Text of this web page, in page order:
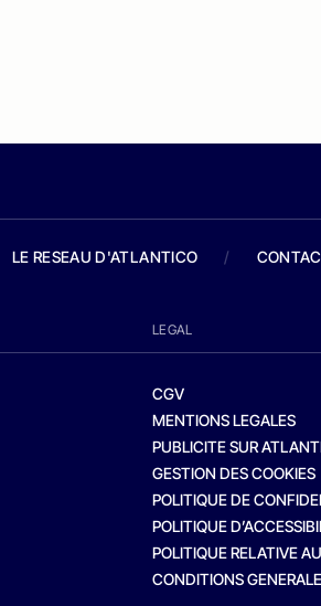
LE RESEAU D'ATLANTICO /
LEGAL
CGV
MENTIONS LEGALES
PUBLICITE SUR
GESTION DES COOKIES
POLITIQUE DE
POLITIQUE
POLITIQUE RELATIVE
CONDITIONS